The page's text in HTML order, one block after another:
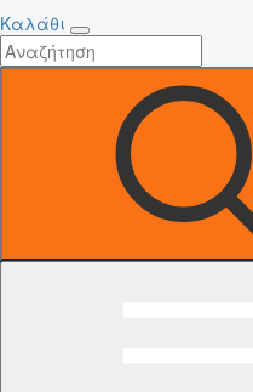
Καλάθι